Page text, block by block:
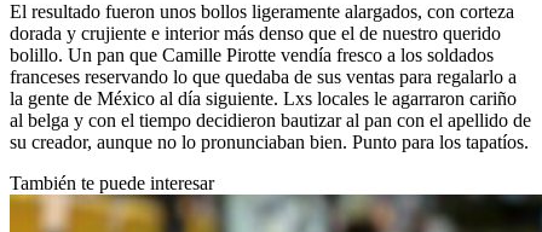
El resultado fueron unos bollos ligeramente alargados, con corteza
dorada y crujiente e interior más denso que el de nuestro querido
bolillo. Un pan que Camille Pirotte vendía fresco a los soldados
franceses reservando lo que quedaba de sus ventas para regalarlo a
la gente de México al día siguiente. Lxs locales le agarraron cariño
al belga y con el tiempo decidieron bautizar al pan con el apellido de
su creador, aunque no lo pronunciaban bien. Punto para los tapatíos.
También te puede interesar